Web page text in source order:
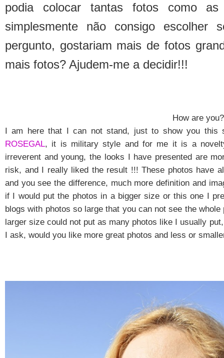
podia colocar tantas fotos como
simplesmente não consigo
pergunto, gostariam mais de fotos
mais fotos? Ajudem-me a decidir!!!
How are
I am here that I can not stand, just to show you this
ROSEGAL
, it is military style and for me it is a
irreverent and young, the looks I have presented are
risk, and I really liked the result !!! These photos have
and you see the difference, much more definition and
if I would put the photos in a bigger size or this one I
blogs with photos so large that you can not see the
larger size could not put as many photos like I usually
I ask, would you like more great photos and less or